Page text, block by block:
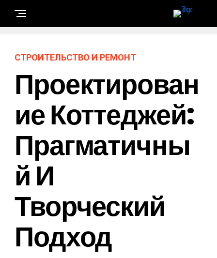
СТРОИТЕЛЬСТВО И РЕМОНТ
Проектирован
Ие Коттеджей:
Прагматичны
Й И
Творческий
Подход